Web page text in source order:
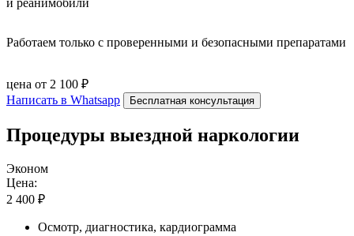
Работаем только с проверенными и безопасными препаратами
цена от 2 100 ₽
Написать в Whatsapp
Бесплатная консультация
Процедуры выездной наркологии
Эконом
Цена:
2 400 ₽
Осмотр, диагностика, кардиограмма